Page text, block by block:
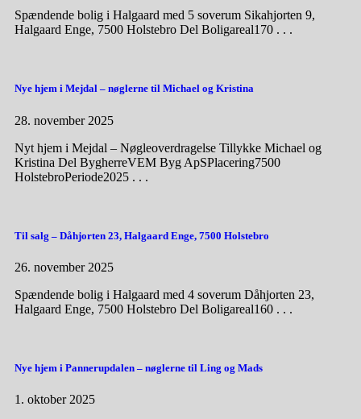
Spændende bolig i Halgaard med 5 soverum Sikahjorten 9,
Halgaard Enge, 7500 Holstebro Del Boligareal170 . . .
Nye hjem i Mejdal – nøglerne til Michael og Kristina
28. november 2025
Nyt hjem i Mejdal – Nøgleoverdragelse Tillykke Michael og
Kristina Del BygherreVEM Byg ApSPlacering7500
HolstebroPeriode2025 . . .
Til salg – Dåhjorten 23, Halgaard Enge, 7500 Holstebro
26. november 2025
Spændende bolig i Halgaard med 4 soverum Dåhjorten 23,
Halgaard Enge, 7500 Holstebro Del Boligareal160 . . .
Nye hjem i Pannerupdalen – nøglerne til Ling og Mads
1. oktober 2025